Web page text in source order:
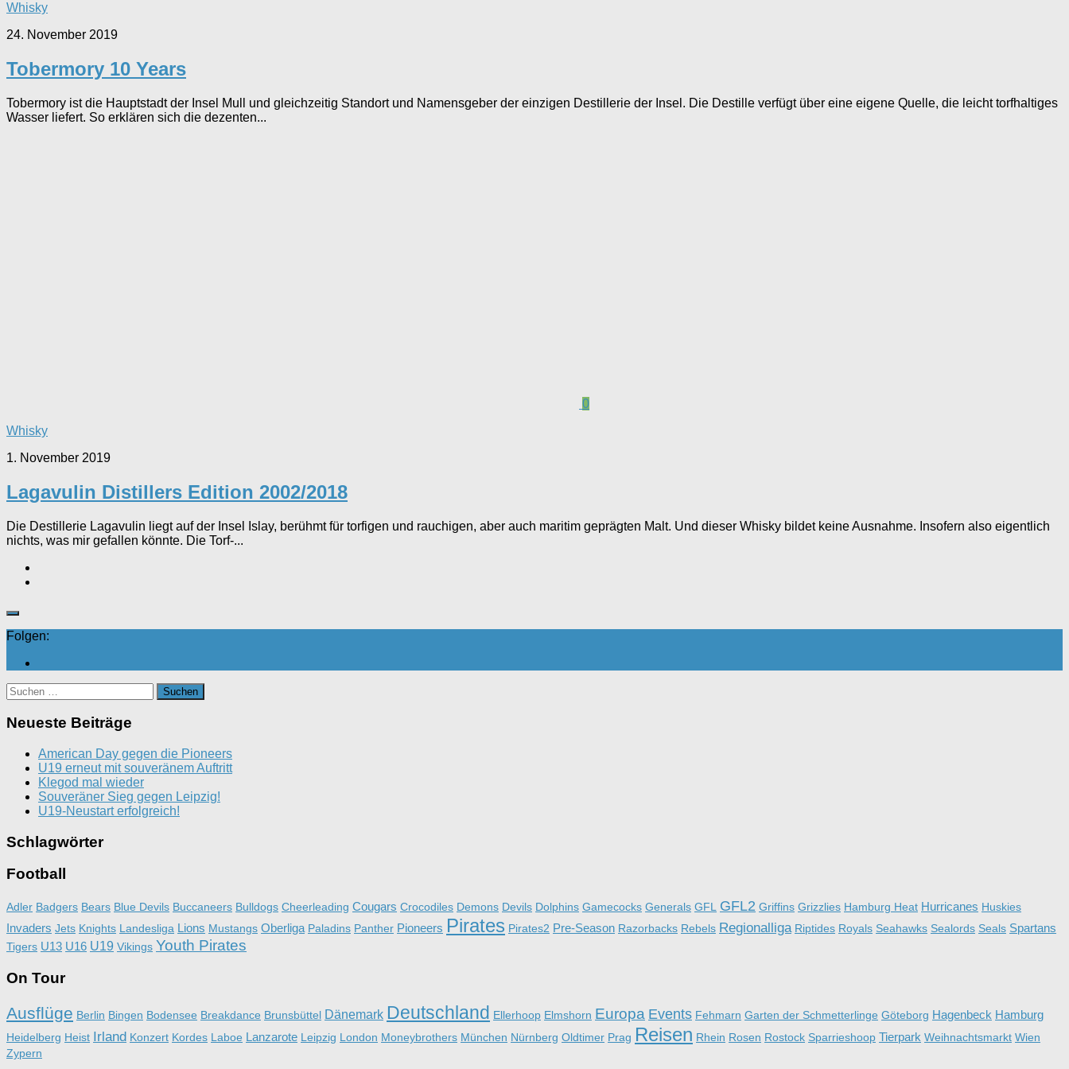
Whisky
24. November 2019
Tobermory 10 Years
Tobermory ist die Hauptstadt der Insel Mull und gleichzeitig Standort und Namensgeber der einzigen Destillerie der Insel. Die Destille verfügt über eine eigene Quelle, die leicht torfhaltiges
Wasser liefert. So erklären sich die dezenten...
0
Whisky
1. November 2019
Lagavulin Distillers Edition 2002/2018
Die Destillerie Lagavulin liegt auf der Insel Islay, berühmt für torfigen und rauchigen, aber auch maritim geprägten Malt. Und dieser Whisky bildet keine Ausnahme. Insofern also eigentlich
nichts, was mir gefallen könnte. Die Torf-...
Folgen:
Suchen
nach:
Neueste Beiträge
American Day gegen die Pioneers
U19 erneut mit souveränem Auftritt
Klegod mal wieder
Souveräner Sieg gegen Leipzig!
U19-Neustart erfolgreich!
Schlagwörter
Football
Adler Badgers Bears Blue Devils Buccaneers Bulldogs Cheerleading Cougars Crocodiles Demons Devils Dolphins Gamecocks Generals GFL GFL2 Griffins Grizzlies Hamburg Heat Hurricanes Huskies
Invaders Jets Knights Landesliga Lions Mustangs Oberliga Paladins Panther Pioneers Pirates Pirates2 Pre-Season Razorbacks Rebels Regionalliga Riptides Royals Seahawks Sealords Seals Spartans
Tigers U13 U16 U19 Vikings Youth Pirates
On Tour
Ausflüge Berlin Bingen Bodensee Breakdance Brunsbüttel Dänemark Deutschland Ellerhoop Elmshorn Europa Events Fehmarn Garten der Schmetterlinge Göteborg Hagenbeck Hamburg
Heidelberg Heist Irland Konzert Kordes Laboe Lanzarote Leipzig London Moneybrothers München Nürnberg Oldtimer Prag Reisen Rhein Rosen Rostock Sparrieshoop Tierpark Weihnachtsmarkt Wien
Zypern